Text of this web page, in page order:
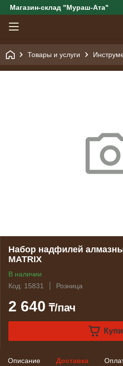
Магазин-склад "Мураш-Ата"
Товары и услуги
Набор надфилей
MATRIX
В наличии
Код: 15831
Розница
2 640 ₸/пач
Описание Доставка